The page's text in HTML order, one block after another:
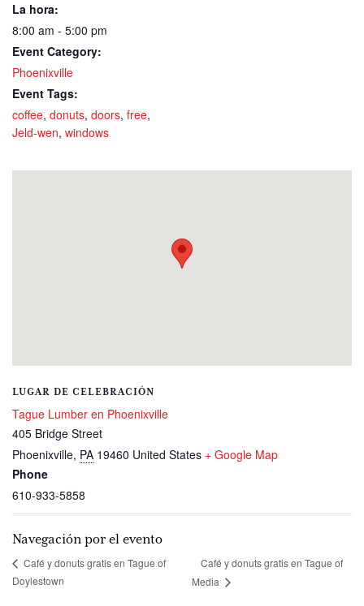
La hora:
8:00 am - 5:00 pm
Event Category:
Phoenixville
Event Tags:
coffee, donuts, doors, free,
Jeld-wen, windows
LUGAR DE CELEBRACIÓN
Tague Lumber en Phoenixville
405 Bridge Street
Phoenixville, PA 19460 United States + Google Map
Phone
610-933-5858
Navegación por el evento
Café y donuts gratis en Tague of
Doylestown
Café y donuts gratis en Tague of
Media